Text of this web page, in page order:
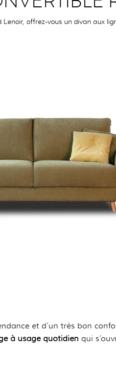
offrez-vous un divan aux
et d’un très bon
à usage quotidien qui